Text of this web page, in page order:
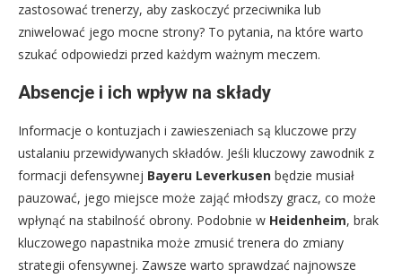
zastosować trenerzy, aby zaskoczyć przeciwnika lub
zniwelować jego mocne strony? To pytania, na które warto
szukać odpowiedzi przed każdym ważnym meczem.
Absencje i ich wpływ na składy
Informacje o kontuzjach i zawieszeniach są kluczowe przy
ustalaniu przewidywanych składów. Jeśli kluczowy zawodnik z
formacji defensywnej Bayeru Leverkusen będzie musiał
pauzować, jego miejsce może zająć młodszy gracz, co może
wpłynąć na stabilność obrony. Podobnie w Heidenheim, brak
kluczowego napastnika może zmusić trenera do zmiany
strategii ofensywnej. Zawsze warto sprawdzać najnowsze